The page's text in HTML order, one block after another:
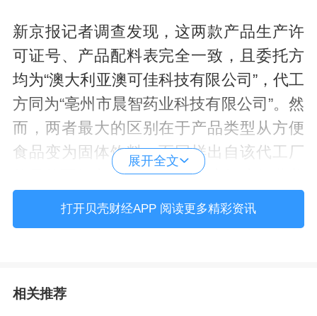
新京报记者调查发现，这两款产品生产许
可证号、产品配料表完全一致，且委托方
均为“澳大利亚澳可佳科技有限公司”，代工
方同为“亳州市晨智药业科技有限公司”。然
而，两者最大的区别在于产品类型从方便
食品变为固体饮料。而同样出自该代工厂
的另外两款产品“澳仑牧全脂高钙牛奶营养
粉”和“Medipost全脂高钙牛奶营养粉”，也
存在直播间将固体饮料宣传成奶粉销售的
“假奶粉”疑似“换装”再售
展开全文
打开贝壳财经APP 阅读更多精彩资讯
相关推荐